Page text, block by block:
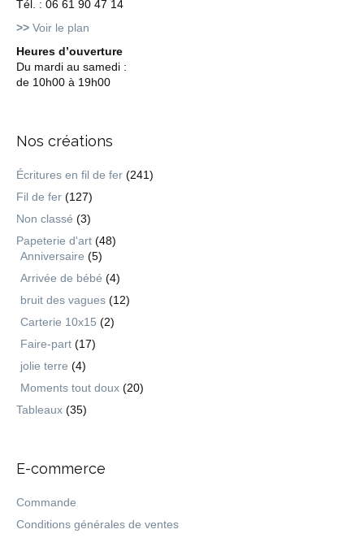
Tél. : 06 61 90 47 14
>> Voir le plan
Heures d’ouverture
Du mardi au samedi :
de 10h00 à 19h00
Nos créations
Écritures en fil de fer (241)
Fil de fer (127)
Non classé (3)
Papeterie d'art (48)
Anniversaire (5)
Arrivée de bébé (4)
bruit des vagues (12)
Carterie 10x15 (2)
Faire-part (17)
jolie terre (4)
Moments tout doux (20)
Tableaux (35)
E-commerce
Commande
Conditions générales de ventes